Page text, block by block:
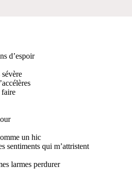
d’espoir
faire
un hic
sentiments qui m’attristent
larmes perdurer